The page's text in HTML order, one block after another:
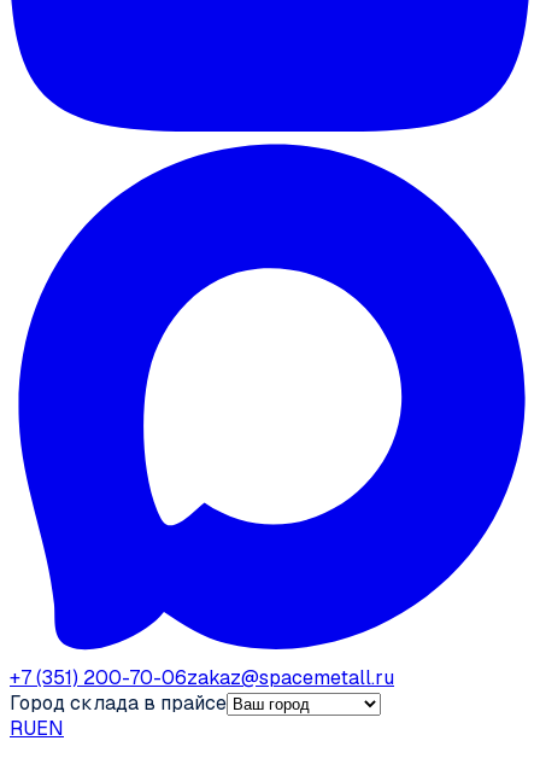
+7 (351) 200-70-06zakaz@spacemetall.ru
Город склада в прайсе
RUEN